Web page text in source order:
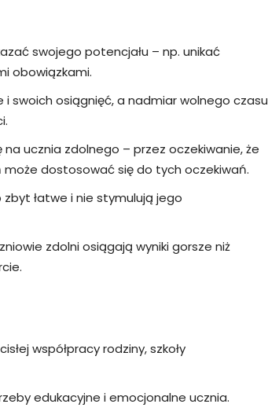
swojego potencjału – np. unikać
obowiązkami.
swoich osiągnięć, a nadmiar wolnego czasu
ucznia zdolnego – przez oczekiwanie, że
dostosować się do tych oczekiwań.
łatwe i nie stymulują jego
zdolni osiągają wyniki gorsze niż
współpracy rodziny, szkoły
edukacyjne i emocjonalne ucznia.